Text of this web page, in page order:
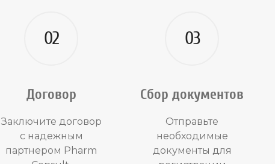
02
Договор
Заключите договор
с надежным
партнером Pharm
03
Сбор документов
Отправьте
необходимые
документы для